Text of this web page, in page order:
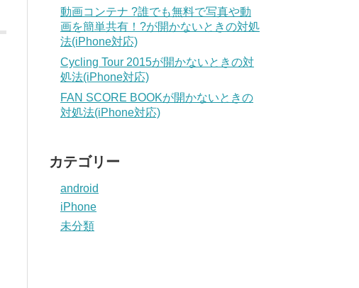
動画コンテナ ?誰でも無料で写真や動
画を簡単共有！?が開かないときの対処
法(iPhone対応)
Cycling Tour 2015が開かないときの対
処法(iPhone対応)
FAN SCORE BOOKが開かないときの
対処法(iPhone対応)
カテゴリー
android
iPhone
未分類